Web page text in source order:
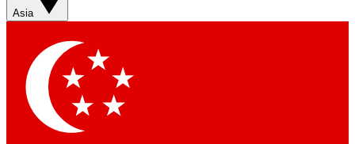
Asia